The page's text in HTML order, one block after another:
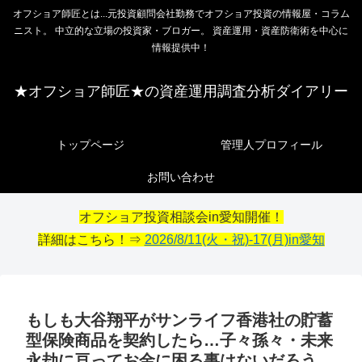
オフショア師匠とは...元投資顧問会社勤務でオフショア投資の情報屋・コラム
ニスト。 中立的な立場の投資家・ブロガー。 資産運用・資産防衛術を中心に
情報提供中！
★オフショア師匠★の資産運用調査分析ダイアリー
トップページ 管理人プロフィール
お問い合わせ
オフショア投資相談会in愛知開催！
詳細はこちら！⇒ 2026/8/11(火・祝)-17(月)in愛知
もしも大谷翔平がサンライフ香港社の貯蓄
型保険商品を契約したら…子々孫々・未来